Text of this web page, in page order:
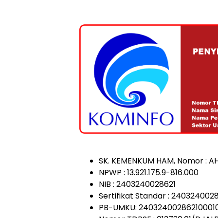
SK. KEMENKUM HAM, Nomor :
NPWP : 13.921.175.9-816.000
NIB : 2403240028621
Sertifikat Standar :
PB-UMKU: